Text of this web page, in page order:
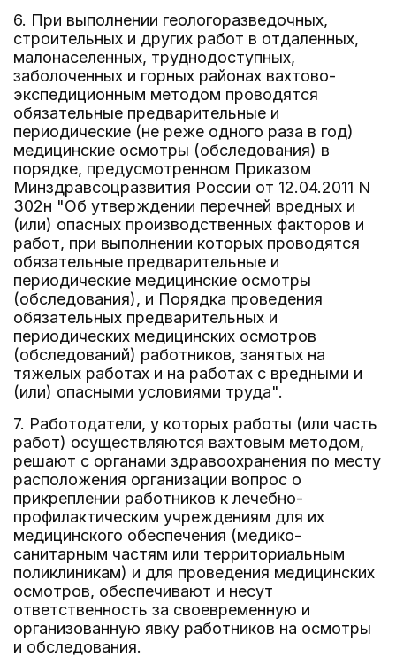
6. При выполнении геологоразведочных,
строительных и других работ в отдаленных,
малонаселенных, труднодоступных,
заболоченных и горных районах вахтово-
экспедиционным методом проводятся
обязательные предварительные и
периодические (не реже одного раза в год)
медицинские осмотры (обследования) в
порядке, предусмотренном Приказом
Минздравсоцразвития России от 12.04.2011 N
302н "Об утверждении перечней вредных и
(или) опасных производственных факторов и
работ, при выполнении которых проводятся
обязательные предварительные и
периодические медицинские осмотры
(обследования), и Порядка проведения
обязательных предварительных и
периодических медицинских осмотров
(обследований) работников, занятых на
тяжелых работах и на работах с вредными и
(или) опасными условиями труда".
7. Работодатели, у которых работы (или часть
работ) осуществляются вахтовым методом,
решают с органами здравоохранения по месту
расположения организации вопрос о
прикреплении работников к лечебно-
профилактическим учреждениям для их
медицинского обеспечения (медико-
санитарным частям или территориальным
поликлиникам) и для проведения медицинских
осмотров, обеспечивают и несут
ответственность за своевременную и
организованную явку работников на осмотры
и обследования.